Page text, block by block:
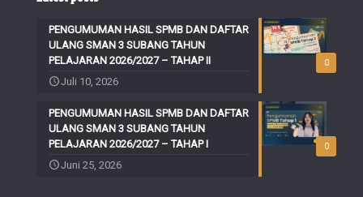
0
PENGUMUMAN HASIL SPMB DAN DAFTAR
ULANG SMAN 3 SUBANG TAHUN
PELAJARAN 2026/2027 – TAHAP II
Juli 10, 2026
0
PENGUMUMAN HASIL SPMB DAN DAFTAR
ULANG SMAN 3 SUBANG TAHUN
PELAJARAN 2026/2027 – TAHAP I
Juni 25, 2026